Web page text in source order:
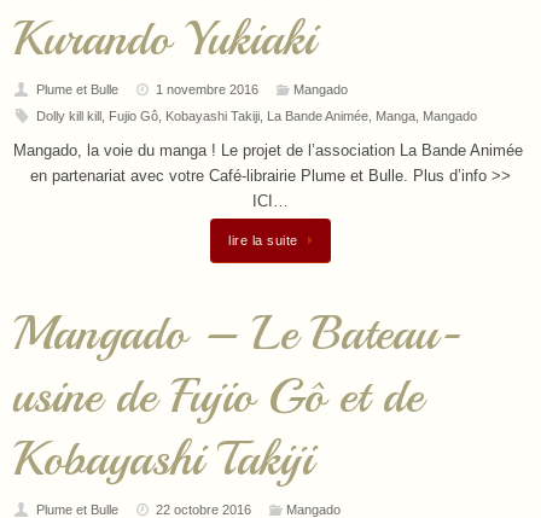
Kurando Yukiaki
Plume et Bulle 1 novembre 2016
Mangado
Dolly kill kill, Fujio Gô, Kobayashi Takiji, La Bande Animée, Manga, Mangado
Mangado, la voie du manga ! Le projet de l’association La Bande Animée
en partenariat avec votre Café-librairie Plume et Bulle. Plus d’info >>
ICI…
lire la suite
Mangado – Le Bateau-
usine de Fujio Gô et de
Kobayashi Takiji
Plume et Bulle 22 octobre 2016
Mangado